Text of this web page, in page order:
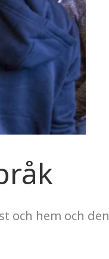
och hem och den